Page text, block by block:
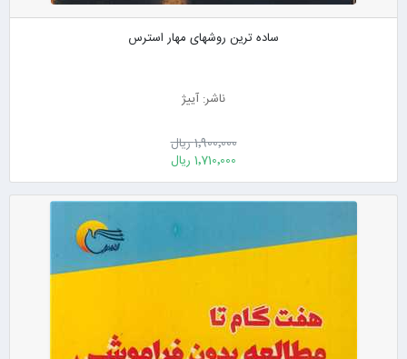
ساده ترین روشهای مهار استرس
ناشر: آییژ
1٬900٬000 ریال
1٬710٬000 ریال